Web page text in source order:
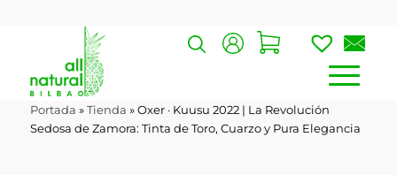
Portada »Tienda »Oxer · Kuusu 2022 | La Revolución
Sedosa de Zamora: Tinta de Toro, Cuarzo y Pura Elegancia